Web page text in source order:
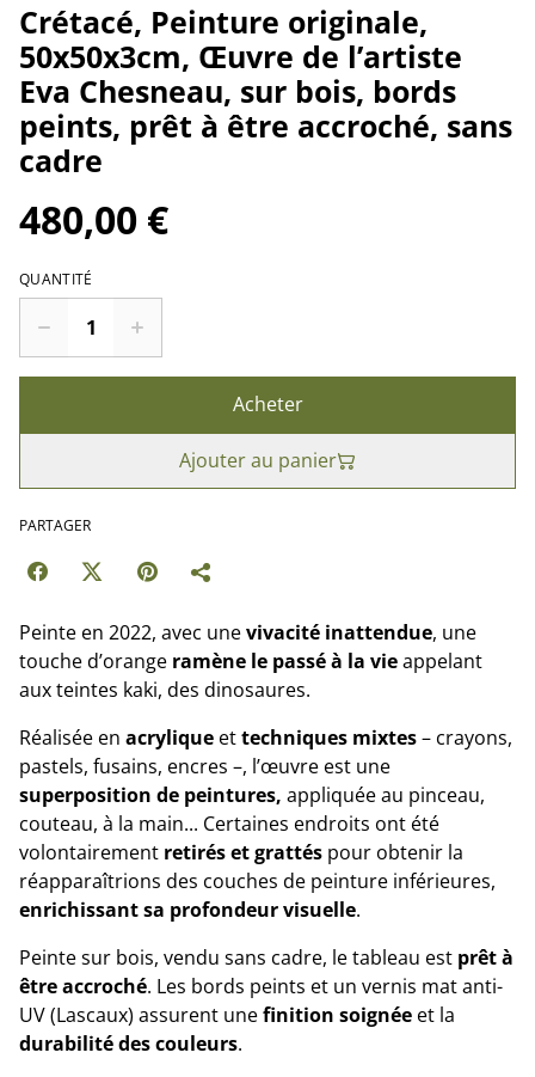
Crétacé, Peinture originale,
50x50x3cm, Œuvre de l’artiste
Eva Chesneau, sur bois, bords
peints, prêt à être accroché, sans
cadre
480,00 €
QUANTITÉ
Acheter
Ajouter au panier
PARTAGER
Peinte en 2022, avec unevivacité inattendue, une
touche d’orange ramène le passé à la vieappelant
aux teintes kaki, des dinosaures.
Réalisée en acrylique ettechniques mixtes– crayons,
pastels, fusains, encres –, l’œuvre est une
superposition de peintures, appliquée au pinceau,
couteau, à la main... Certaines endroits ont été
volontairement retirés et grattés pour obtenir la
réapparaîtrions des couches de peinture inférieures,
enrichissant sa profondeur visuelle.
Peinte sur bois, vendu sans cadre, le tableau est prêt à
être accroché. Les bords peints et un vernis mat anti-
UV (Lascaux) assurent unefinition soignée et la
durabilité des couleurs.